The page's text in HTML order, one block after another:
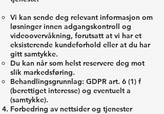
Vi kan sende deg relevant informasjon om
løsninger innen adgangskontroll og
videoovervåkning, forutsatt at vi har et
eksisterende kundeforhold eller at du har
gitt samtykke.
Du kan når som helst reservere deg mot
slik markedsføring.
Behandlingsgrunnlag: GDPR art. 6 (1) f
(berettiget interesse) og eventuelt a
(samtykke).
Forbedring av nettsider og tjenester